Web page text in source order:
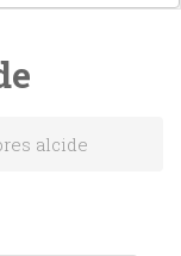
alcide